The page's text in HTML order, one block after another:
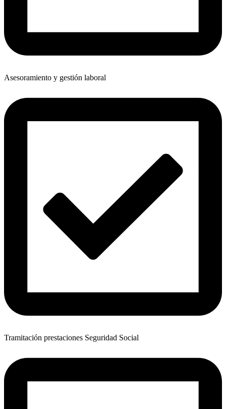
Asesoramiento y gestión laboral
Tramitación prestaciones Seguridad Social